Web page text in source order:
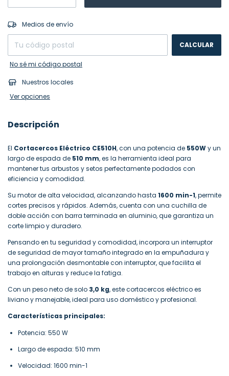
Entregas para el CP:
Medios de envío
CALCULAR
No sé mi código postal
Nuestros locales
Ver opciones
Descripción
El Cortacercos Eléctrico CE510H, con una potencia de 550Wy un
largo de espada de 510 mm, es la herramienta ideal para
mantener tus arbustos y setos perfectamente podados con
eficiencia y comodidad.
Su motor de alta velocidad, alcanzando hasta 1600 min-1, permite
cortes precisos y rápidos. Además, cuenta con una cuchilla de
doble acción con barra terminada en aluminio, que garantiza un
corte limpio y duradero.
Pensando en tu seguridad y comodidad, incorpora un interruptor
de seguridad de mayor tamaño integrado en la empuñadura y
una prolongación desmontable con interruptor, que facilita el
trabajo en alturas y reduce la fatiga.
Con un peso neto de solo 3,0 kg, este cortacercos eléctrico es
liviano y manejable, ideal para uso doméstico y profesional.
Características principales:
Potencia: 550 W
Largo de espada: 510 mm
Velocidad: 1600 min-1